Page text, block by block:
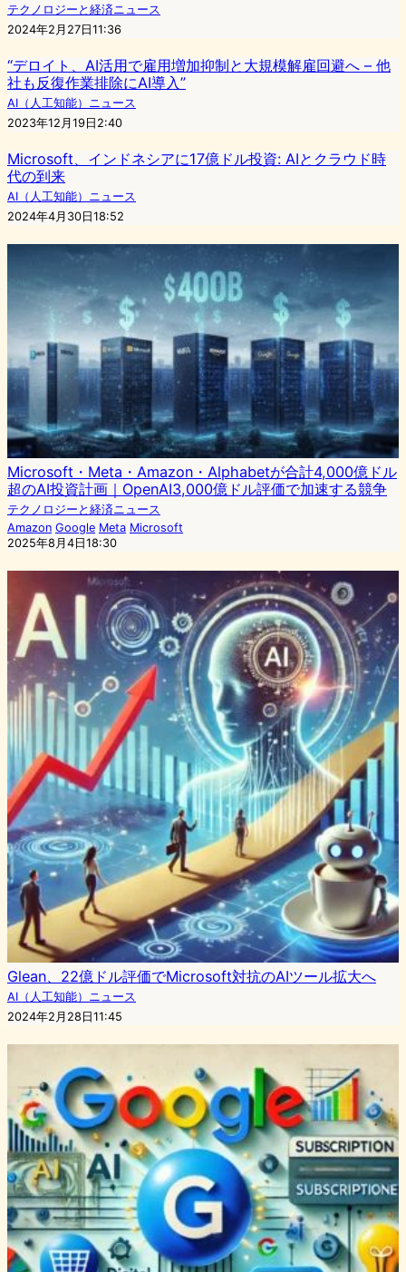
テクノロジーと経済ニュース
2024年2月27日11:36
“デロイト、AI活用で雇用増加抑制と大規模解雇回避へ – 他
社も反復作業排除にAI導入”
AI（人工知能）ニュース
2023年12月19日2:40
Microsoft、インドネシアに17億ドル投資: AIとクラウド時
代の到来
AI（人工知能）ニュース
2024年4月30日18:52
Microsoft・Meta・Amazon・Alphabetが合計4,000億ドル
超のAI投資計画｜OpenAI3,000億ドル評価で加速する競争
テクノロジーと経済ニュース
Amazon Google Meta Microsoft
2025年8月4日18:30
Glean、22億ドル評価でMicrosoft対抗のAIツール拡大へ
AI（人工知能）ニュース
2024年2月28日11:45